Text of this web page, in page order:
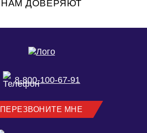
НАМ ДОВЕРЯЮТ
8-800-100-67-91
ПЕРЕЗВОНИТЕ МНЕ